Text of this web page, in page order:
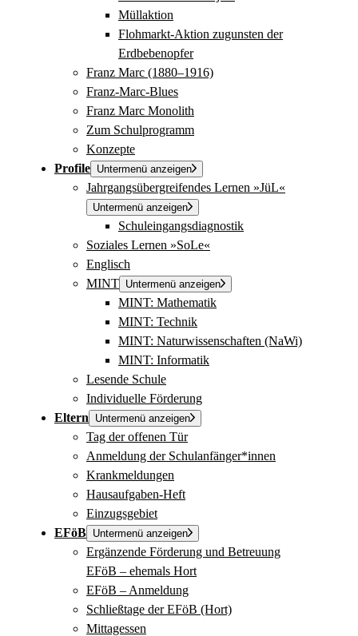
Müllaktion
Flohmarkt-Aktion zugunsten der
Erdbebenopfer
Franz Marc (1880–1916)
Franz-Marc-Blues
Franz Marc Monolith
Zum Schulprogramm
Konzepte
Profile Untermenü anzeigen
Jahrgangsübergreifendes Lernen »JüL«
Untermenü anzeigen
Schuleingangsdiagnostik
Soziales Lernen »SoLe«
Englisch
MINT Untermenü anzeigen
MINT: Mathematik
MINT: Technik
MINT: Naturwissenschaften (NaWi)
MINT: Informatik
Lesende Schule
Individuelle Förderung
Eltern
Untermenü anzeigen
Tag der offenen Tür
Anmeldung der Schulanfänger*innen
Krankmeldungen
Hausaufgaben-Heft
Einzugsgebiet
EFöB Untermenü anzeigen
Ergänzende Förderung und Betreuung
EFöB – ehemals Hort
EFöB – Anmeldung
Schließtage der EFöB (Hort)
Mittagessen